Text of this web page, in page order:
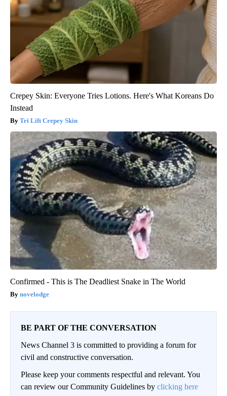
Crepey Skin: Everyone Tries Lotions. Here's What Koreans Do
Instead
Tri Lift Crepey Skin
Confirmed - This is The Deadliest Snake in The World
novelodge
BE PART OF THE CONVERSATION
News Channel 3 is committed to providing a forum for
civil and constructive conversation.
Please keep your comments respectful and relevant. You
can review our Community Guidelines by clicking here